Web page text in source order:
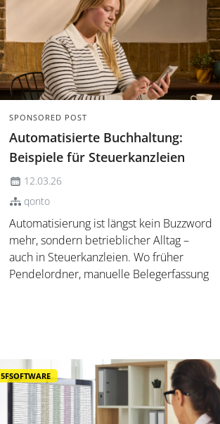
SPONSORED POST
Automatisierte Buchhaltung:
Beispiele für Steuerkanzleien
12.03.26
qonto
Automatisierung ist längst kein Buzzword
mehr, sondern betrieblicher Alltag –
auch in Steuerkanzleien. Wo früher
Pendelordner, manuelle Belegerfassung
Skalierb...
5FSOFTWARE